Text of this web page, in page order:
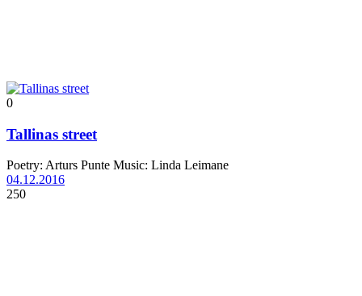
0
Tallinas street
Poetry: Arturs Punte Music: Linda Leimane
04.12.2016
250